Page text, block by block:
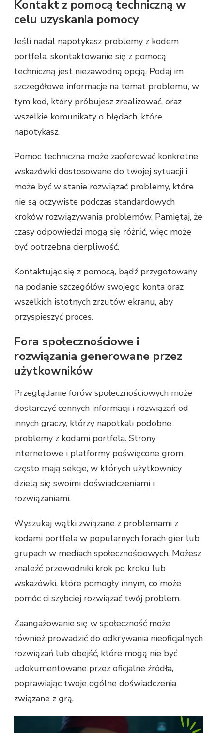
Kontakt z pomocą techniczną w
celu uzyskania pomocy
Jeśli nadal napotykasz problemy z kodem
portfela, skontaktowanie się z pomocą
techniczną jest niezawodną opcją. Podaj im
szczegółowe informacje na temat problemu, w
tym kod, który próbujesz zrealizować, oraz
wszelkie komunikaty o błędach, które
napotykasz.
Pomoc techniczna może zaoferować konkretne
wskazówki dostosowane do twojej sytuacji i
może być w stanie rozwiązać problemy, które
nie są oczywiste podczas standardowych
kroków rozwiązywania problemów. Pamiętaj, że
czasy odpowiedzi mogą się różnić, więc może
być potrzebna cierpliwość.
Kontaktując się z pomocą, bądź przygotowany
na podanie szczegółów swojego konta oraz
wszelkich istotnych zrzutów ekranu, aby
przyspieszyć proces.
Fora społecznościowe i
rozwiązania generowane przez
użytkowników
Przeglądanie forów społecznościowych może
dostarczyć cennych informacji i rozwiązań od
innych graczy, którzy napotkali podobne
problemy z kodami portfela. Strony
internetowe i platformy poświęcone grom
często mają sekcje, w których użytkownicy
dzielą się swoimi doświadczeniami i
rozwiązaniami.
Wyszukaj wątki związane z problemami z
kodami portfela w popularnych forach gier lub
grupach w mediach społecznościowych. Możesz
znaleźć przewodniki krok po kroku lub
wskazówki, które pomogły innym, co może
pomóc ci szybciej rozwiązać twój problem.
Zaangażowanie się w społeczność może
również prowadzić do odkrywania nieoficjalnych
rozwiązań lub obejść, które mogą nie być
udokumentowane przez oficjalne źródła,
poprawiając twoje ogólne doświadczenia
związane z grą.